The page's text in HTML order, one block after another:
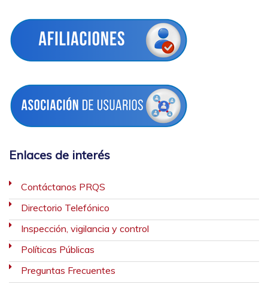
Enlaces de interés
Contáctanos PRQS
Directorio Telefónico
Inspección, vigilancia y control
Políticas Públicas
Preguntas Frecuentes